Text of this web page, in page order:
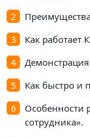
Как работает
Как быстро и
Особенности
сотрудника».